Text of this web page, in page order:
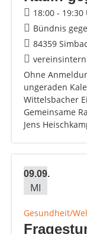
18:00 - 19:30
Bündnis
84359
vereinsintern
Ohne
ungeraden
Wittelsbacher
Gemeinsame
Jens
09.09.
MI
Gesundheit/